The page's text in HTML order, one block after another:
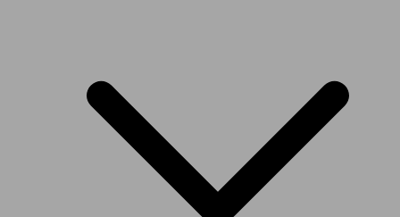
Niro 1.6 GDi HEV Pulse DCT
68 - 77